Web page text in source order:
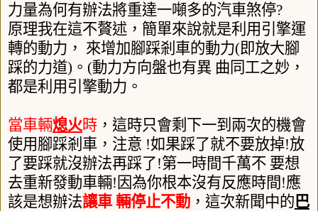
力量為何有辦法將重達一噸多的汽車煞停?
原理我在這不贅述，簡單來說就是利用引擎運
轉的動力， 來增加腳踩剎車的動力(即放大腳
踩的力道) 。 (動力方向盤也有異 曲同工之妙，
都是利用引擎動力。
當車輛熄火時 ，這時只會剩下一到兩次的機會
使用腳踩剎車，注意 !如果踩了就不要放掉!放
了要踩就沒辦法再踩了!第一時間千萬不 要想
去重新發動車輛! 因為你根本沒有反應時間 !應
該是想辦法讓車 輛停止不動 ，這次新聞中的巴